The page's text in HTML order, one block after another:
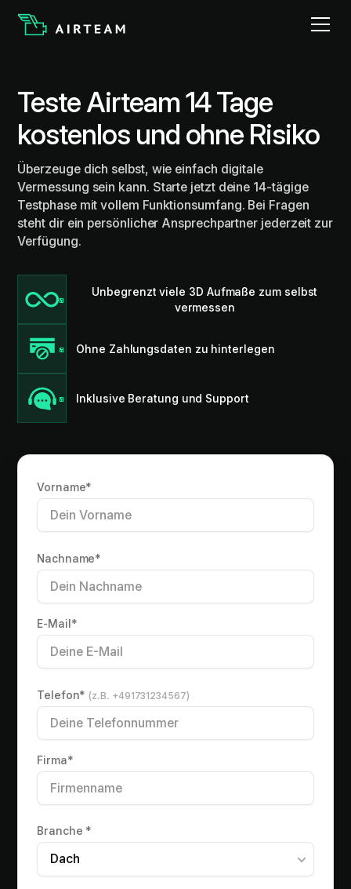
Teste Airteam 14 Tage
kostenlos und ohne Risiko
Überzeuge dich selbst, wie einfach digitale
Vermessung sein kann. Starte jetzt deine 14-tägige
Testphase mit vollem Funktionsumfang. Bei Fragen
steht dir ein persönlicher Ansprechpartner jederzeit zur
Verfügung.
Unbegrenzt viele 3D Aufmaße zum selbst
vermessen
Ohne Zahlungsdaten zu hinterlegen
Inklusive Beratung und Support
Vorname*
Nachname*
E-Mail*
Telefon* (z.B. +491731234567)
Firma*
Branche *